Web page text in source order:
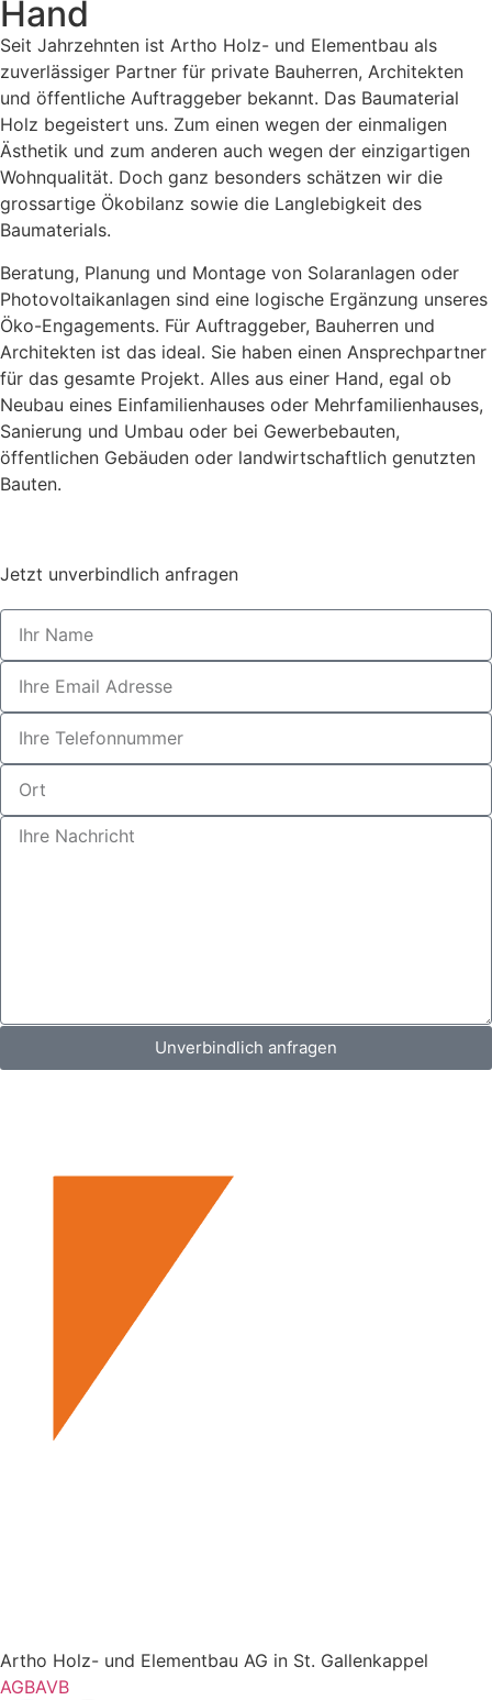
Hand
Seit Jahrzehnten ist Artho Holz- und Elementbau als
zuverlässiger Partner für private Bauherren, Architekten
und öffentliche Auftraggeber bekannt. Das Baumaterial
Holz begeistert uns. Zum einen wegen der einmaligen
Ästhetik und zum anderen auch wegen der einzigartigen
Wohnqualität. Doch ganz besonders schätzen wir die
grossartige Ökobilanz sowie die Langlebigkeit des
Baumaterials.
Beratung, Planung und Montage von Solaranlagen oder
Photovoltaikanlagen sind eine logische Ergänzung unseres
Öko-Engagements. Für Auftraggeber, Bauherren und
Architekten ist das ideal. Sie haben einen Ansprechpartner
für das gesamte Projekt. Alles aus einer Hand, egal ob
Neubau eines Einfamilienhauses oder Mehrfamilienhauses,
Sanierung und Umbau oder bei Gewerbebauten,
öffentlichen Gebäuden oder landwirtschaftlich genutzten
Bauten.
Jetzt unverbindlich anfragen
Unverbindlich anfragen
Artho Holz- und Elementbau AG in St. Gallenkappel
AGBAVB